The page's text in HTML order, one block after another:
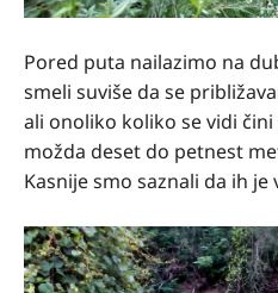
Pored puta nailazimo na
smeli suviše da se
ali onoliko koliko se vidi
možda deset do petnest
Kasnije smo saznali da ih